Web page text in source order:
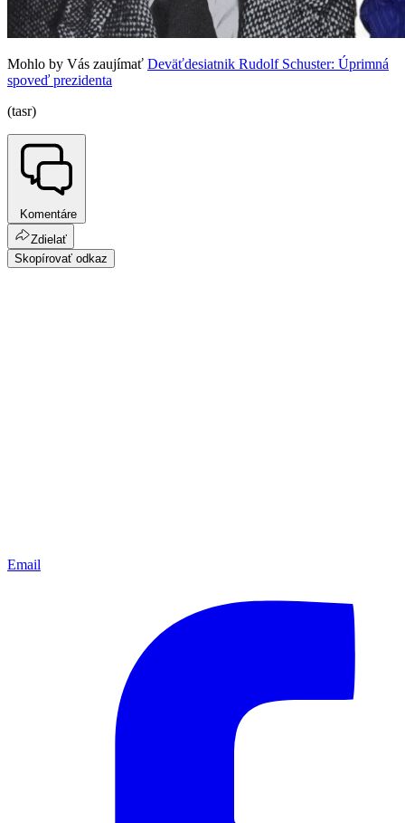
Mohlo by Vás zaujímať Deväťdesiatnik Rudolf Schuster: Úprimná
spoveď prezidenta
(tasr)
Komentáre
Zdielať
Skopírovať odkaz
Email